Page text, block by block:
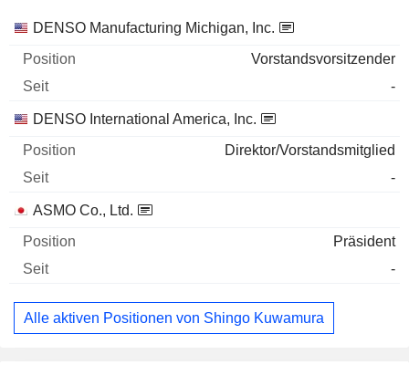
Unternehmen Position Beginn
DENSO Manufacturing Michigan, Inc.
Vorstandsvorsitzender
-
DENSO International America, Inc.
Direktor/Vorstandsmitglied
-
ASMO Co., Ltd.
Präsident
-
Alle aktiven Positionen von Shingo Kuwamura